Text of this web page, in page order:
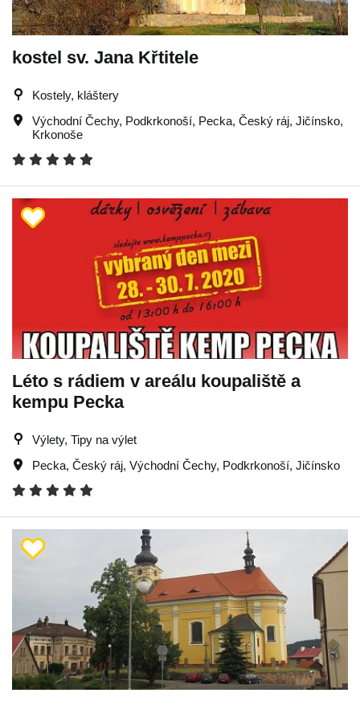
kostel sv. Jana Křtitele
Kostely, kláštery
Východní Čechy, Podkrkonoší, Pecka, Český ráj, Jičínsko,
Krkonoše
Léto s rádiem v areálu koupaliště a
kempu Pecka
Výlety, Tipy na výlet
Pecka, Český ráj, Východní Čechy, Podkrkonoší, Jičínsko